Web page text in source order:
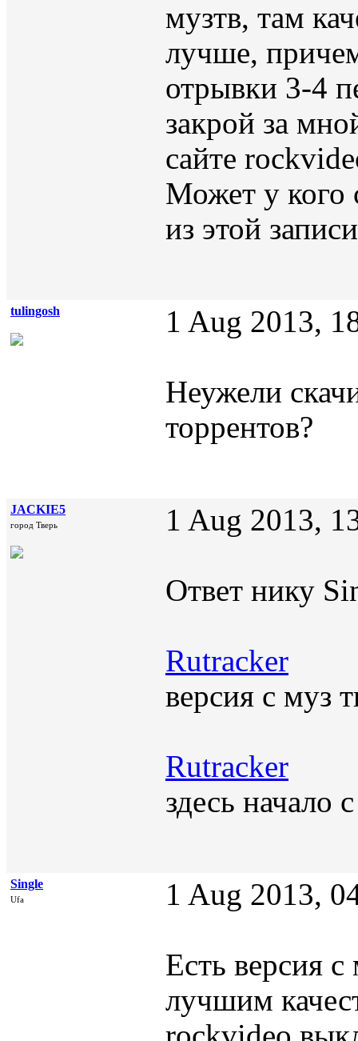
музтв, там
лучше,
отрывки 3-4
закрой за
сайте
Может у кого
из этой
tulingosh 1 Aug 2013,
Неужели
торрентов?
JACKIE5
город Тверь 1 Aug 2013,
Ответ нику
Rutracker
версия с муз
Rutracker
здесь начало
Single
Ufa 1 Aug 2013,
Есть версия
лучшим